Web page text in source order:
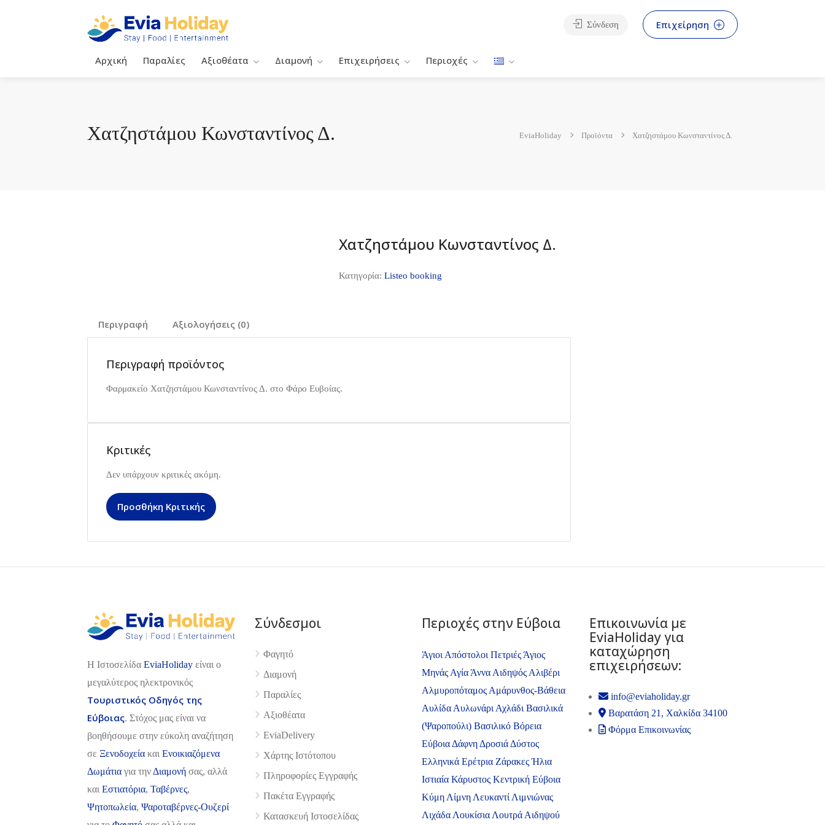
Αρχική Παραλίες Αξιοθέατα Διαμονή Επιχειρήσεις Περιοχές
Σύνδεση Επιχείρηση
Χατζηστάμου Κωνσταντίνος Δ. EviaHoliday Προϊόντα Χατζηστάμου Κωνσταντίνος Δ.
Χατζηστάμου Κωνσταντίνος Δ.
Κατηγορία: Listeo booking
Περιγραφή Αξιολογήσεις (0)
Περιγραφή προϊόντος
Φαρμακείο Χατζηστάμου Κωνσταντίνος Δ. στο Φάρο Ευβοίας.
Κριτικές
Δεν υπάρχουν κριτικές ακόμη.
Προσθήκη Κριτικής
H Ιστοσελίδα EviaHoliday είναι ο
μεγαλύτερος ηλεκτρονικός
Τουριστικός Οδηγός της
Εύβοιας. Στόχος μας είναι να
βοηθήσουμε στην εύκολη αναζήτηση
σε Ξενοδοχεία και Ενοικιαζόμενα
Δωμάτια για τηνΔιαμονή σας, αλλά
και Εστιατόρια, Ταβέρνες,
Ψητοπωλεία, Ψαροταβέρνες-Ουζερί
Σύνδεσμοι
Φαγητό
Διαμονή
Παραλίες
Αξιοθέατα
EviaDelivery
Χάρτης Ιστότοπου
Πληροφορίες Εγγραφής
Πακέτα Εγγραφής
Κατασκευή Ιστοσελίδας
Περιοχές στην Εύβοια
Άγιοι Απόστολοι Πετριές Άγιος
Μηνάς Αγία Άννα Αιδηψός Αλιβέρι
Αλμυροπόταμος Αμάρυνθος-Βάθεια
Αυλίδα Αυλωνάρι Αχλάδι Βασιλικά
(Ψαροπούλι) Βασιλικό Βόρεια
Εύβοια Δάφνη Δροσιά Δύστος
Ελληνικά Ερέτρια ΖάρακεςΉλια
Ιστιαία Κάρυστος Κεντρική Εύβοια
Κύμη Λίμνη Λευκαντί Λιμνιώνας
Λιχάδα Λουκίσια Λουτρά Αιδηψού
Επικοινωνία με
ΕviaHoliday για
καταχώρηση
επιχειρήσεων:
info@eviaholiday.gr
Βαρατάση 21, Χαλκίδα 34100
Φόρμα Επικοινωνίας